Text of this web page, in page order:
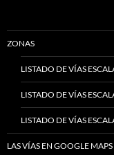
ZONAS
LISTADO DE VÍAS
LISTADO DE VÍAS
LISTADO DE VÍAS
LAS VÍAS EN GOOGLE MAPS